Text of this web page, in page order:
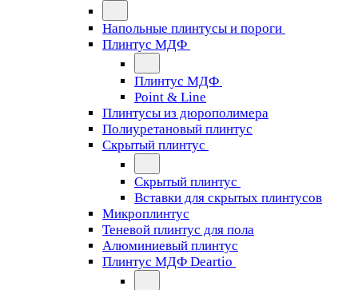
Напольные плинтусы и пороги
Плинтус МДФ
Плинтус МДФ
Point & Line
Плинтусы из дюрополимера
Полиуретановый плинтус
Скрытый плинтус
Скрытый плинтус
Вставки для скрытых плинтусов
Микроплинтус
Теневой плинтус для пола
Алюминиевый плинтус
Плинтус МДФ Deartio